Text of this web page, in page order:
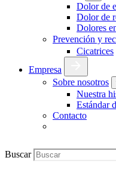
Dolor de
Dolor de
Dolores
Prevención y
Cicatrices
Empresa
Sobre nosotros
Nuestra
Estándar
Contacto
Buscar